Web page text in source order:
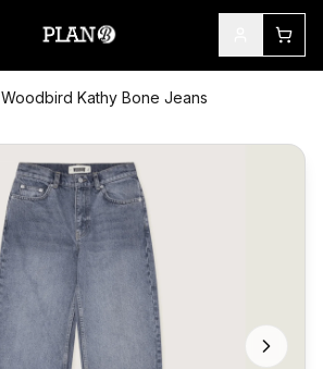
Woodbird Kathy Bone Jeans